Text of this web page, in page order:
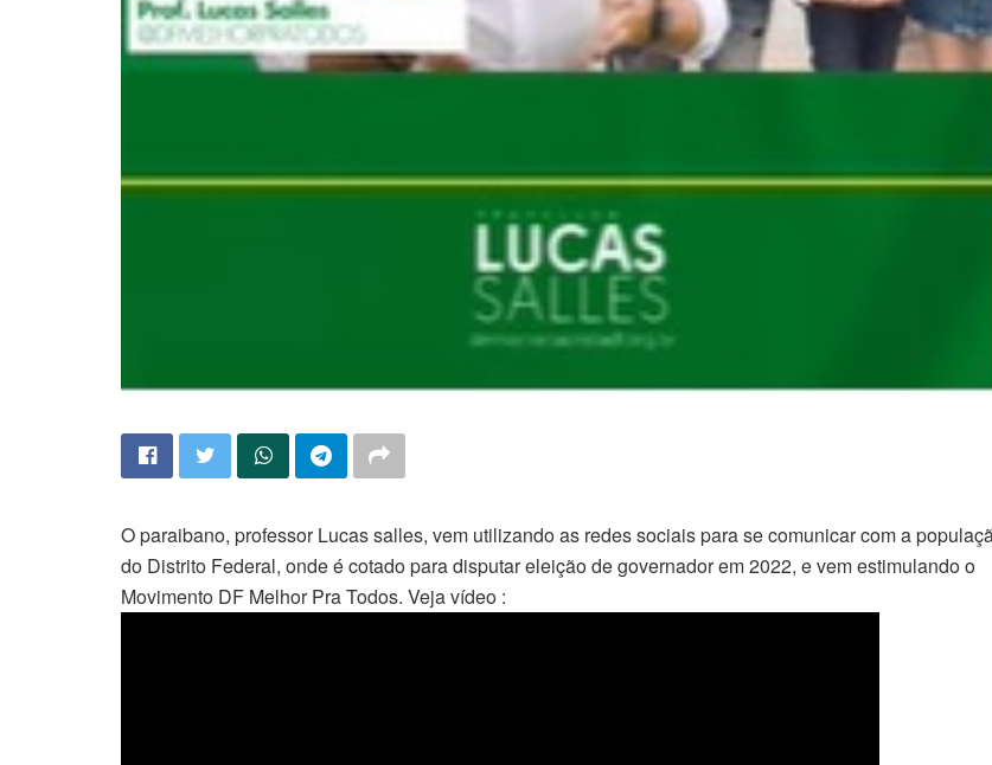
O paraibano, professor Lucas salles, vem utilizando as redes sociais para se comunicar com a
do Distrito Federal, onde é cotado para disputar eleição de governador em 2022, e vem estimulando o
Movimento DF Melhor Pra Todos. Veja vídeo :